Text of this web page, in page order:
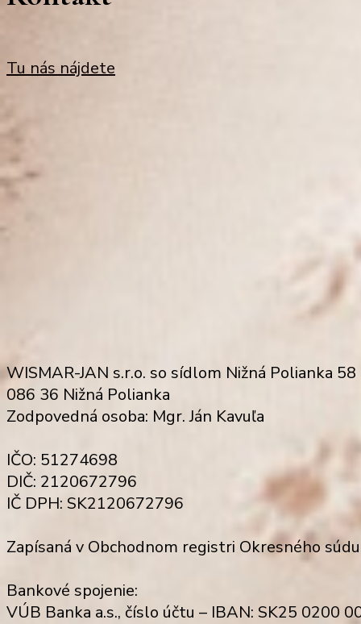
Tu nás nájdete
WISMAR-JAN s.r.o. so sídlom Nižná Polianka 58
086 36 Nižná Polianka
Zodpovedná osoba: Mgr. Ján Kavuľa
IČO: 51274698
DIČ: 2120672796
IČ DPH: SK2120672796
Zapísaná v Obchodnom registri Okresného
Bankové spojenie:
VÚB Banka a.s., číslo účtu – IBAN: SK25 0200